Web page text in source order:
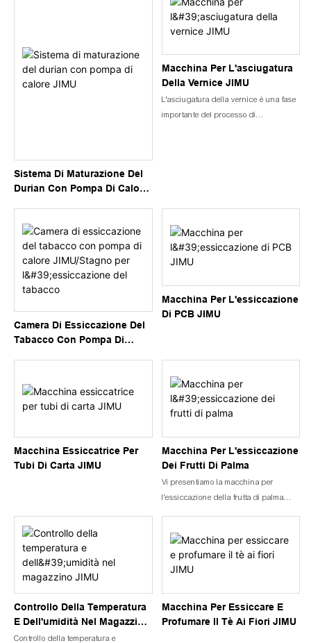
Sistema Di Maturazione Del
Durian Con Pompa Di Calore
Macchina Per L'asciugatura
Della Vernice JIMU
L'asciugatura della vernice è una fase
importante del processo di
punti chiave sull'asciugatura della
Camera Di Essiccazione Del
Tabacco Con Pompa Di
Macchina Per L'essiccazione
Di PCB JIMU
Macchina Essiccatrice Per
Tubi Di Carta JIMU
Macchina Per L'essiccazione
Dei Frutti Di Palma
Vi presentiamo la macchina per
l'essiccazione della frutta di palma
Con la crescente domanda di prodotti
a base di frutti di palma essiccati, la
necessità di soluzioni di essiccazione
è diventata più urgente che mai. I
metodi di essiccazione tradizionali
Controllo Della Temperatura
E Dell'umidità Nel Magazzino
JIMU
Controllo della temperatura e
Macchina Per Essiccare E
Profumare Il Tè Ai Fiori JIMU